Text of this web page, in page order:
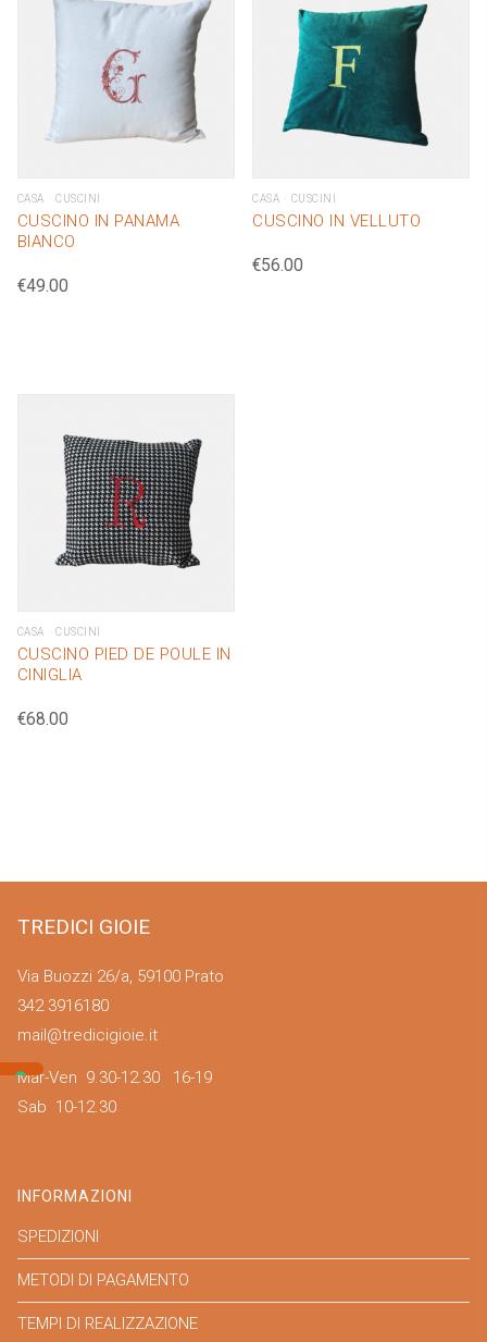
CASA CUSCINI
CUSCINO IN PANAMA
BIANCO
€49.00
CASA CUSCINI
CUSCINO IN VELLUTO
€56.00
CASA CUSCINI
CUSCINO PIED DE POULE IN
CINIGLIA
€68.00
TREDICI GIOIE
Via Buozzi 26/a, 59100 Prato
342 3916180
mail@tredicigioie.it
Mar-Ven 9.30-12.30 16-19
Sab 10-12.30
INFORMAZIONI
SPEDIZIONI
METODI DI PAGAMENTO
TEMPI DI REALIZZAZIONE